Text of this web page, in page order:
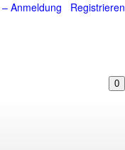
Anmeldung Registrieren
0